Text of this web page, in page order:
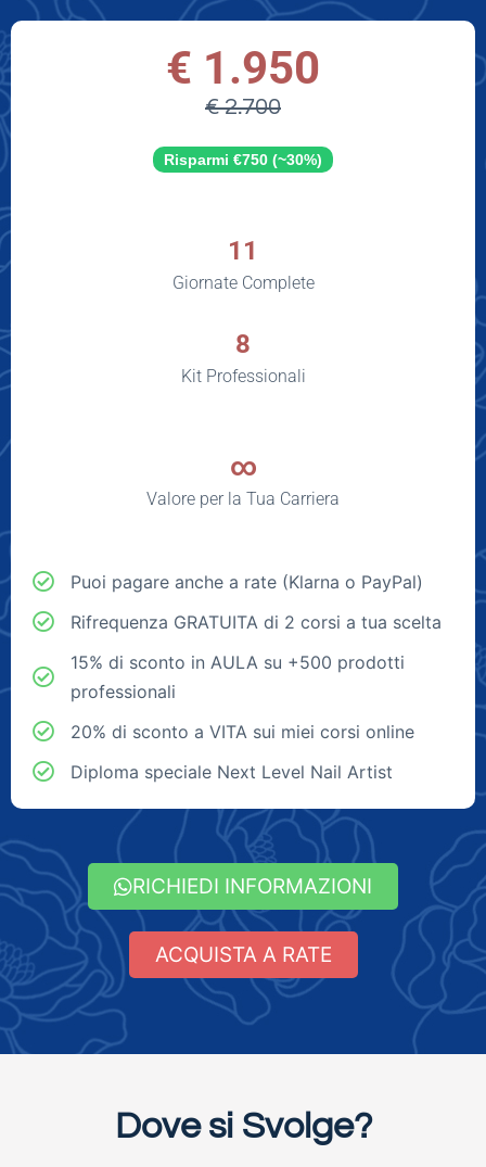
€ 1.950
€ 2.700
Risparmi €750 (~30%)
11
Giornate Complete
8
Kit Professionali
∞
Valore per la Tua Carriera
Puoi pagare anche a rate (Klarna o PayPal)
Rifrequenza GRATUITA di 2 corsi a tua scelta
15% di sconto in AULA su +500 prodotti
professionali
20% di sconto a VITA sui miei corsi online
Diploma speciale Next Level Nail Artist
RICHIEDI INFORMAZIONI
ACQUISTA A RATE
Dove si Svolge?